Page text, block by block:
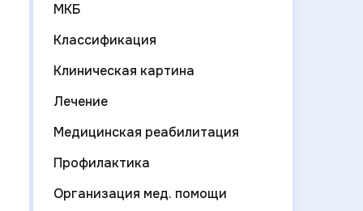
МКБ
Классификация
Клиническая картина
Лечение
Медицинская реабилитация
Профилактика
Организация мед. помощи